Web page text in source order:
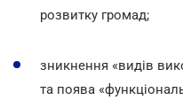
розвитку громад;
зникнення «видів
та поява